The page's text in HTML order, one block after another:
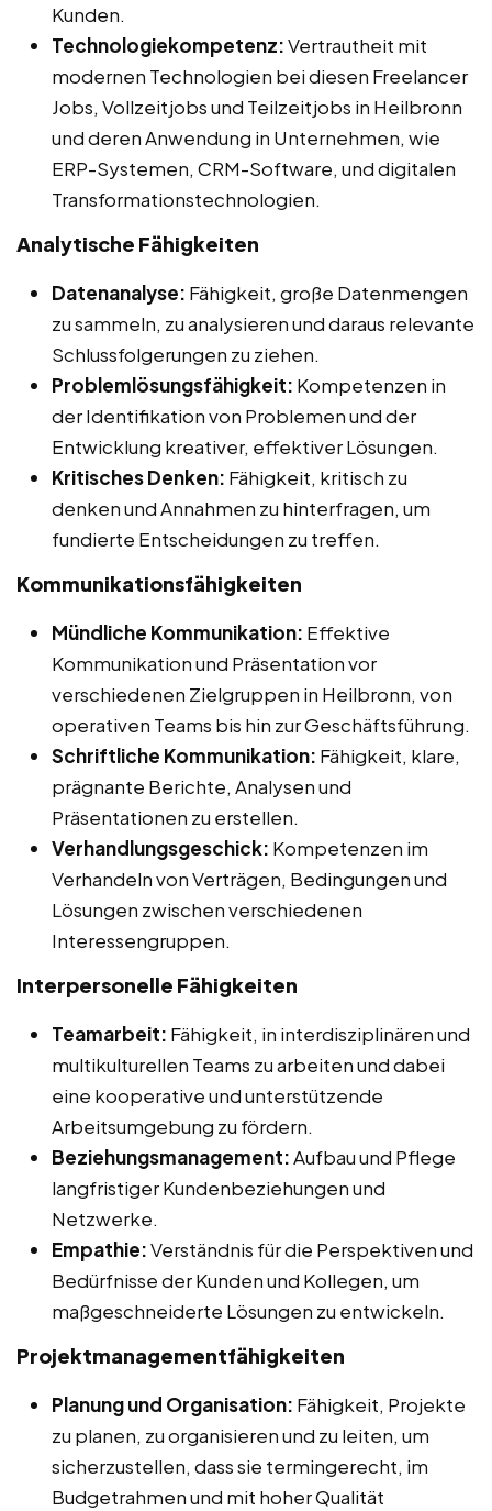
Kunden.
Technologiekompetenz:Vertrautheit mit
modernen Technologien bei diesen Freelancer
Jobs, Vollzeitjobs und Teilzeitjobs in Heilbronn
und deren Anwendung in Unternehmen, wie
ERP-Systemen, CRM-Software, und digitalen
Transformationstechnologien.
Analytische Fähigkeiten
Datenanalyse: Fähigkeit, große Datenmengen
zu sammeln, zu analysieren und daraus relevante
Schlussfolgerungen zu ziehen.
Problemlösungsfähigkeit: Kompetenzen in
der Identifikation von Problemen und der
Entwicklung kreativer, effektiver Lösungen.
Kritisches Denken: Fähigkeit, kritisch zu
denken und Annahmen zu hinterfragen, um
fundierte Entscheidungen zu treffen.
Kommunikationsfähigkeiten
Mündliche Kommunikation: Effektive
Kommunikation und Präsentation vor
verschiedenen Zielgruppen in Heilbronn, von
operativen Teams bis hin zur Geschäftsführung.
Schriftliche Kommunikation: Fähigkeit, klare,
prägnante Berichte, Analysen und
Präsentationen zu erstellen.
Verhandlungsgeschick: Kompetenzen im
Verhandeln von Verträgen, Bedingungen und
Lösungen zwischen verschiedenen
Interessengruppen.
Interpersonelle Fähigkeiten
Teamarbeit: Fähigkeit, in interdisziplinären und
multikulturellen Teams zu arbeiten und dabei
eine kooperative und unterstützende
Arbeitsumgebung zu fördern.
Beziehungsmanagement:Aufbau und Pflege
langfristiger Kundenbeziehungen und
Netzwerke.
Empathie:Verständnis für die Perspektiven und
Bedürfnisse der Kunden und Kollegen, um
maßgeschneiderte Lösungen zu entwickeln.
Projektmanagementfähigkeiten
Planung und Organisation: Fähigkeit, Projekte
zu planen, zu organisieren und zu leiten, um
sicherzustellen, dass sie termingerecht, im
Budgetrahmen und mit hoher Qualität